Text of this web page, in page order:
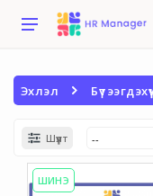
Эхлэл
Шүүлт
ШИНЭ